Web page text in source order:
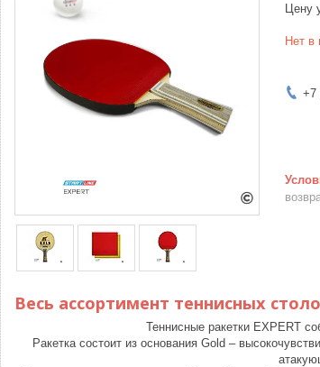
Цену
Нет в
+7
Весь ассортимент теннисных
Теннисные ракетки EXPERT
Ракетка состоит из основания Gold –